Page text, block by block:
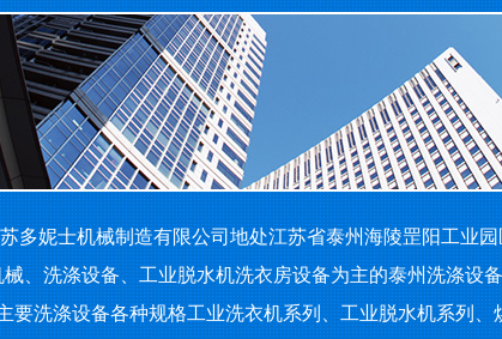
妮士机械制造有限公司地处江苏省泰州海陵罡阳工业园
、洗涤设备、工业脱水机洗衣房设备为主的泰州洗涤设
洗涤设备各种规格工业洗衣机系列、工业脱水机系列、